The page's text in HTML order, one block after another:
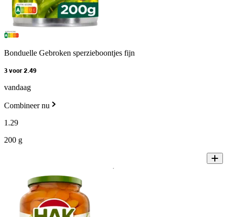
Bonduelle Gebroken sperzieboontjes fijn
3 voor 2.49
vandaag
Combineer nu
1 .29
200 g